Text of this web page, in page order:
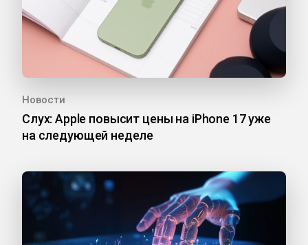
Новости
Слух: Apple повысит цены на iPhone 17 уже
на следующей неделе